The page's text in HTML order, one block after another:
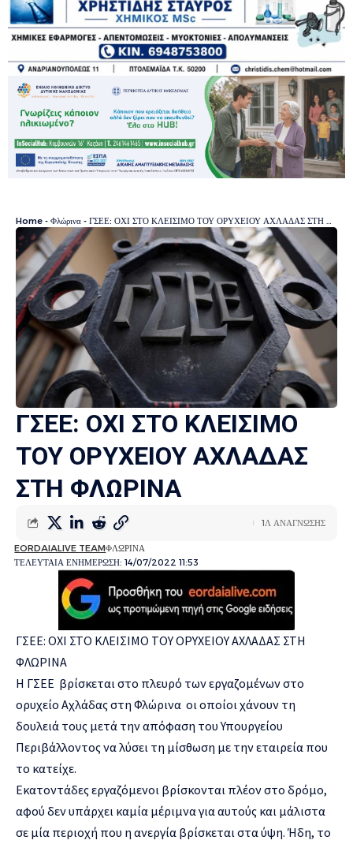
Home - Φλώρινα - ΓΣΕΕ: ΟΧΙ ΣΤΟ ΚΛΕΙΣΙΜΟ ΤΟΥ ΟΡΥΧΕΙΟΥ ΑΧΛΑΔΑΣ ΣΤΗ ΦΛΩΡΙΝΑ
ΓΣΕΕ: ΟΧΙ ΣΤΟ ΚΛΕΙΣΙΜΟ
ΤΟΥ ΟΡΥΧΕΙΟΥ ΑΧΛΑΔΑΣ
ΣΤΗ ΦΛΩΡΙΝΑ
ΤΕΛΕΥΤΑΙΑ ΕΝΗΜΕΡΩΣΗ: 14/07/2022 11:53
EORDAIALIVE TEAMΦΛΩΡΙΝΑ
1Λ ΑΝΑΓΝΩΣΗΣ
ΓΣΕΕ: ΟΧΙ ΣΤΟ ΚΛΕΙΣΙΜΟ ΤΟΥ ΟΡΥΧΕΙΟΥ ΑΧΛΑΔΑΣ ΣΤΗ
ΦΛΩΡΙΝΑ
Η ΓΣΕΕ βρίσκεται στο πλευρό των εργαζομένων στο
ορυχείο Αχλάδας στη Φλώρινα οι οποίοι χάνουν τη
δουλειά τους μετά την απόφαση του Υπουργείου
Περιβάλλοντος να λύσει τη μίσθωση με την εταιρεία που
το κατείχε.
Εκατοντάδες εργαζόμενοι βρίσκονται πλέον στο δρόμο,
αφού δεν υπάρχει καμία μέριμνα για αυτούς και μάλιστα
σε μία περιοχή που η ανεργία βρίσκεται στα ύψη. Ήδη, το